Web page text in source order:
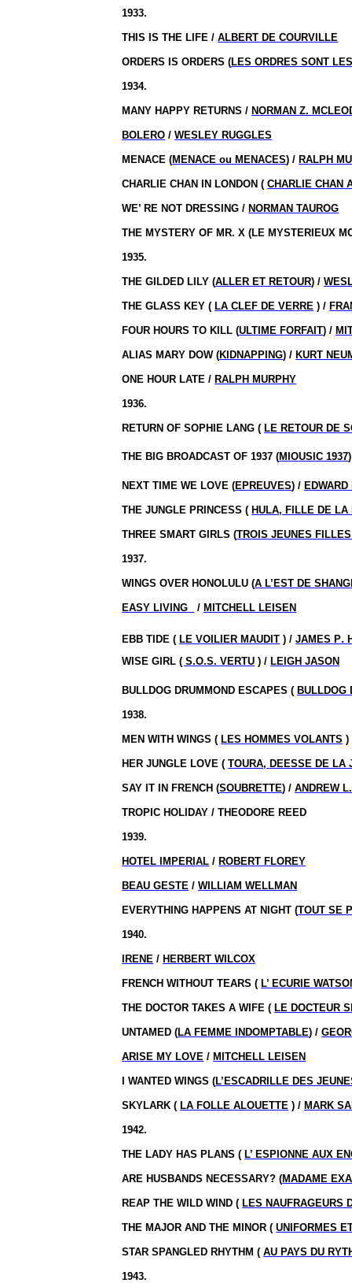
1933.
THIS IS THE LIFE /ALBERT DE COURVILLE
ORDERS IS ORDERS (LES ORDRES SONT
1934.
MANY HAPPY RETURNS / NORMAN Z.
BOLERO /WESLEY RUGGLES
MENACE (MENACE ou MENACES) / RALPH
CHARLIE CHAN IN LONDON (CHARLIE CHAN
WE’ RE NOT DRESSING / NORMAN TAUROG
THE MYSTERY OF MR.X (LE MYSTERIEUX
1935.
THE GILDED LILY (ALLER ET RETOUR) /
THE GLASS KEY ( LA CLEF DE VERRE ) /
FOUR HOURS TO KILL (ULTIME FORFAIT) /
ALIAS MARY DOW (KIDNAPPING) / KURT
ONE HOUR LATE / RALPH MURPHY
1936.
RETURN OF SOPHIE LANG ( LE RETOUR DE
THE BIG BROADCAST OF 1937 (MIOUSIC 1937
NEXT TIME WE LOVE (EPREUVES) /
THE JUNGLE PRINCESS ( HULA, FILLE DE LA
THREE SMART GIRLS (TROIS JEUNES
1937.
WINGS OVER HONOLULU (A L’EST DE
EASY LIVING / MITCHELL LEISEN
EBB TIDE ( LE VOILIER MAUDIT ) /JAMES P.
WISE GIRL( S.O.S. VERTU ) / LEIGH JASON
BULLDOG DRUMMOND ESCAPES ( BULLDOG
1938.
MEN WITH WINGS ( LES HOMMES VOLANTS
HER JUNGLE LOVE (TOURA, DEESSE DE LA
SAY IT IN FRENCH (SOUBRETTE) /ANDREW
TROPIC HOLIDAY / THEODORE REED
1939.
HOTEL IMPERIAL / ROBERT FLOREY
BEAU GESTE /WILLIAM WELLMAN
EVERYTHING HAPPENS AT NIGHT (TOUT SE
1940.
IRENE / HERBERT WILCOX
FRENCH WITHOUT TEARS ( L’ ECURIE
THE DOCTOR TAKES A WIFE ( LE DOCTEUR
UNTAMED (LA FEMME INDOMPTABLE) /
ARISE MY LOVE / MITCHELL LEISEN
I WANTED WINGS (L’ESCADRILLE DES
SKYLARK ( LA FOLLE ALOUETTE ) / MARK
1942.
THE LADY HAS PLANS ( L’ ESPIONNE AUX
ARE HUSBANDS NECESSARY? (MADAME
REAP THE WILD WIND ( LES NAUFRAGEURS
THE MAJOR AND THE MINOR (UNIFORMES
STAR SPANGLED RHYTHM (AU PAYS DU
1943.